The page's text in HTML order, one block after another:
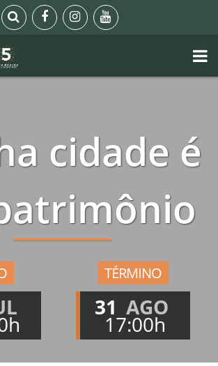
cidade é
TÉRMINO
31 AGO
17:00h